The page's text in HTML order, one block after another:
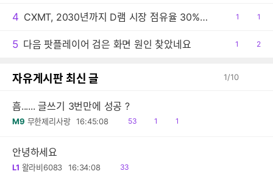
4 CXMT, 2030년까지 D램 시장 점유율 30% 목표
공1
댓1
5 다음 팟플레이어 검은 화면 원인 찾았네요
공1
댓
2
자유게시판 최신 글 1/10
흠...... 글쓰기 3번만에 성공 ?
M9 무한제리사랑 16:45:08
읽
53
공1
댓1
안녕하세요
L1 왈라비6083 16:34:08
읽
33